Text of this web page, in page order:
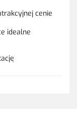
cenie
idealne